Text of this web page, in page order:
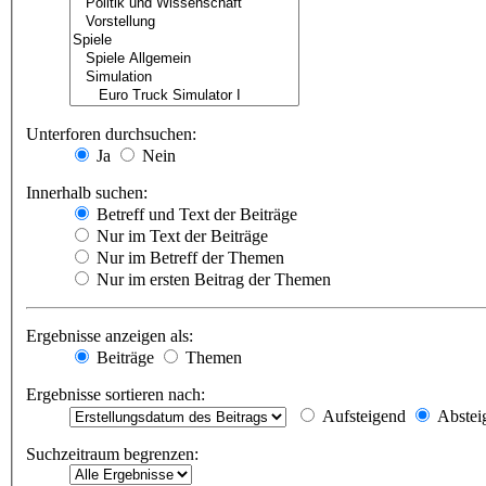
Unterforen durchsuchen:
Ja
Nein
Innerhalb suchen:
Betreff und Text der Beiträge
Nur im Text der Beiträge
Nur im Betreff der Themen
Nur im ersten Beitrag der Themen
Ergebnisse anzeigen als:
Beiträge
Themen
Ergebnisse sortieren nach:
Aufsteigend
Suchzeitraum begrenzen: